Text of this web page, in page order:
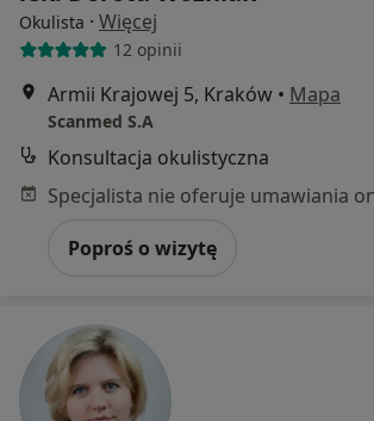
Okulista · Więcej
12 opinii
Armii Krajowej 5, Kraków • Mapa
Scanmed S.A
Konsultacja okulistyczna
Poproś o wizytę